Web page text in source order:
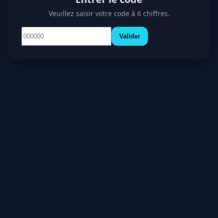
Veuillez saisir votre code à 6 chiffres.
Valider